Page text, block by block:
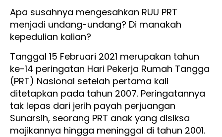
Apa susahnya mengesahkan RUU PRT
menjadi undang-undang? Di manakah
kepedulian kalian?
Tanggal 15 Februari 2021 merupakan tahun
ke-14 peringatan Hari Pekerja Rumah Tangga
(PRT) Nasional setelah pertama kali
ditetapkan pada tahun 2007. Peringatannya
tak lepas dari jerih payah perjuangan
Sunarsih, seorang PRT anak yang disiksa
majikannya hingga meninggal di tahun 2001.